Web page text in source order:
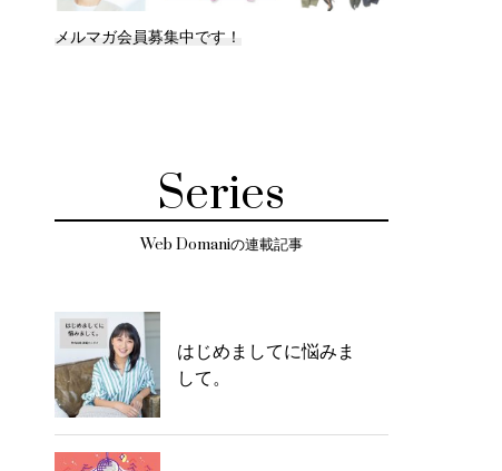
メルマガ会員募集中です！
Series
Web Domaniの連載記事
はじめましてに悩みま
して。